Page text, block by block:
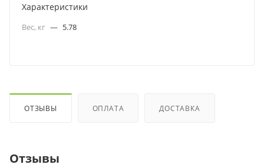
Характеристики
Вес, кг — 5.78
ОТЗЫВЫ ОПЛАТА ДОСТАВКА
Отзывы